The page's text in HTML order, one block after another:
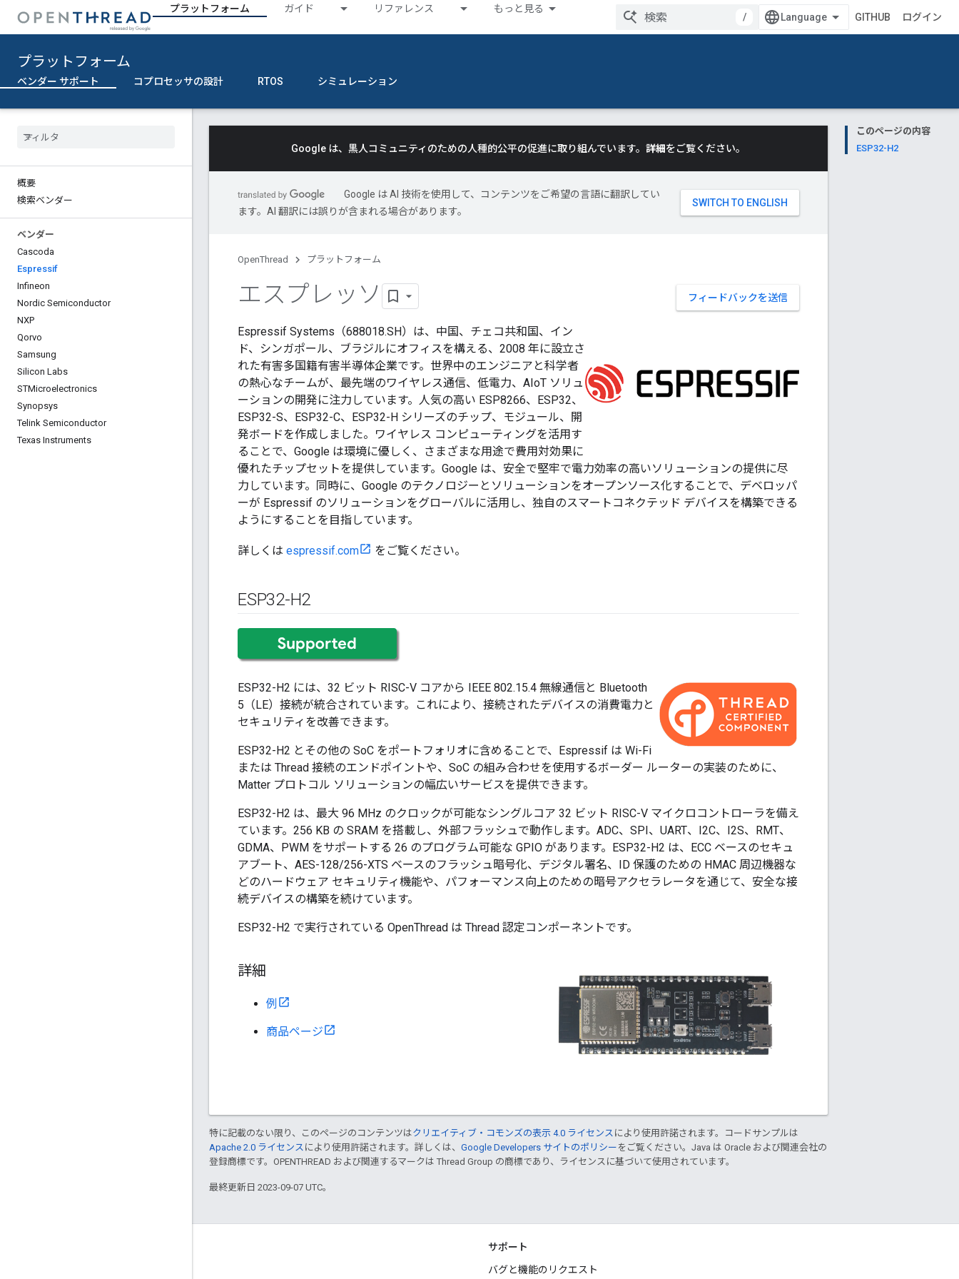
プラットフォーム ガイド リファレンス もっと見る
/ GITHUB ログイン
プラットフォーム
ベンダー サポート コプロセッサの設計 RTOS シミュレーション
概要
検索ベンダー
ベンダー
Cascoda
Espressif
Infineon
Nordic Semiconductor
NXP
Qorvo
Samsung
Silicon Labs
STMicroelectronics
Synopsys
Telink Semiconductor
Texas Instruments
このページの内容
ESP32-H2
Google は、黒人コミュニティのための人種的公平の促進に取り組んでいます。 詳細をご覧ください。
Google は AI 技術を使用して、コンテンツをご希望の言語に翻訳してい
ます。AI 翻訳には誤りが含まれる場合があります。
OpenThread プラットフォーム
フィードバックを送信
エスプレッソ
Espressif Systems（688018.SH）は、中国、チェコ共和国、イン
ド、シンガポール、ブラジルにオフィスを構える、2008 年に設立さ
れた有害多国籍有害半導体企業です。世界中のエンジニアと科学者
の熱心なチームが、最先端のワイヤレス通信、低電力、AIoT ソリュ
ーションの開発に注力しています。人気の高い ESP8266、ESP32、
ESP32-S、ESP32-C、ESP32-H シリーズのチップ、モジュール、開
発ボードを作成しました。ワイヤレス コンピューティングを活用す
ることで、Google は環境に優しく、さまざまな用途で費用対効果に
優れたチップセットを提供しています。Google は、安全で堅牢で電力効率の高いソリューションの提供に尽
力しています。同時に、Google のテクノロジーとソリューションをオープンソース化することで、デベロッパ
ーが Espressif のソリューションをグローバルに活用し、独自のスマートコネクテッド デバイスを構築できる
ようにすることを目指しています。
詳しくは espressif.com をご覧ください。
ESP32-H2
ESP32-H2 には、32 ビット RISC-V コアから IEEE 802.15.4 無線通信と Bluetooth
5（LE）接続が統合されています。これにより、接続されたデバイスの消費電力と
セキュリティを改善できます。
ESP32-H2 とその他の SoC をポートフォリオに含めることで、Espressif は Wi-Fi
または Thread 接続のエンドポイントや、SoC の組み合わせを使用するボーダー ルーターの実装のために、
Matter プロトコル ソリューションの幅広いサービスを提供できます。
ESP32-H2 は、最大 96 MHz のクロックが可能なシングルコア 32 ビット RISC-V マイクロコントローラを備え
ています。256 KB の SRAM を搭載し、外部フラッシュで動作します。ADC、SPI、UART、I2C、I2S、RMT、
GDMA、PWM をサポートする 26 のプログラム可能な GPIO があります。ESP32-H2 は、ECC ベースのセキュ
アブート、AES-128/256-XTS ベースのフラッシュ暗号化、デジタル署名、ID 保護のための HMAC 周辺機器な
どのハードウェア セキュリティ機能や、パフォーマンス向上のための暗号アクセラレータを通じて、安全な接
続デバイスの構築を続けています。
ESP32-H2 で実行されている OpenThread は Thread 認定コンポーネントです。
詳細
例
商品ページ
特に記載のない限り、このページのコンテンツはクリエイティブ・コモンズの表示 4.0 ライセンス により使用許諾されます。コードサンプルは
Apache 2.0 ライセンス により使用許諾されます。詳しくは、 Google Developers サイトのポリシー をご覧ください。Java は Oracle および関連会社の
登録商標です。OPENTHREAD および関連するマークは Thread Group の商標であり、ライセンスに基づいて使用されています。
最終更新日 2023-09-07 UTC。
サポート
バグと機能のリクエスト